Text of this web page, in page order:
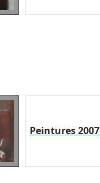
Peintures 2007